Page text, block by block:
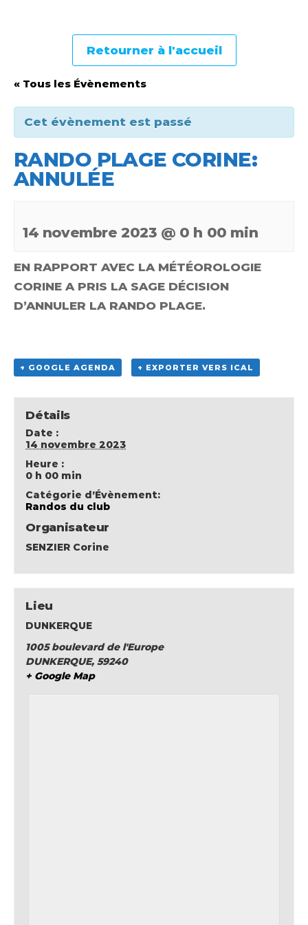
Retourner à l'accueil
« Tous les Évènements
Cet évènement est passé
RANDO PLAGE CORINE:
ANNULÉE
14 novembre 2023 @ 0 h 00 min
EN RAPPORT AVEC LA MÉTÉOROLOGIE
CORINE A PRIS LA SAGE DÉCISION
D’ANNULER LA RANDO PLAGE.
+ GOOGLE AGENDA + EXPORTER VERS ICAL
Détails
Date :
14 novembre 2023
Heure :
0 h 00 min
Catégorie d’Évènement:
Randos du club
Organisateur
SENZIER Corine
Lieu
DUNKERQUE
1005 boulevard de l'Europe
DUNKERQUE, 59240
+ Google Map